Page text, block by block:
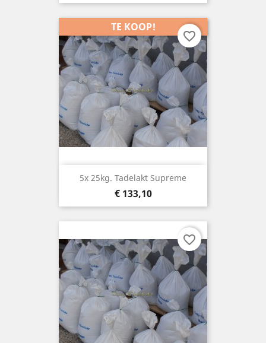
5x 25kg. Tadelakt Supreme
Prijs
€ 133,10
TE KOOP!
favorite_border
favorite_border